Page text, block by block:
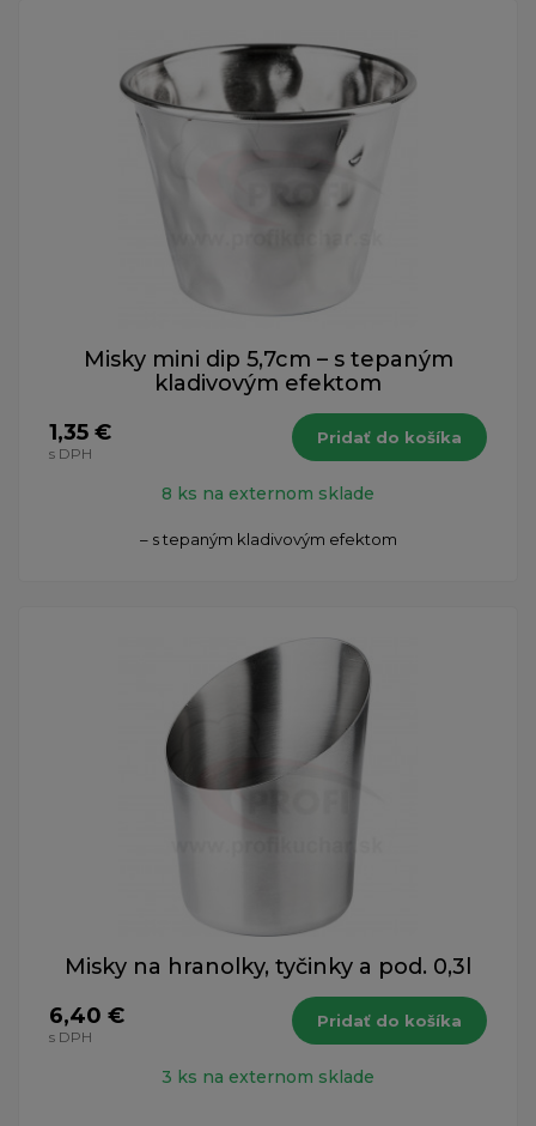
Misky mini dip 5,7cm – s tepaným
kladivovým efektom
1,35 €
s DPH
Pridať do košíka
8 ks na externom sklade
– s tepaným kladivovým efektom
Misky na hranolky, tyčinky a pod. 0,3l
6,40 €
s DPH
Pridať do košíka
3 ks na externom sklade